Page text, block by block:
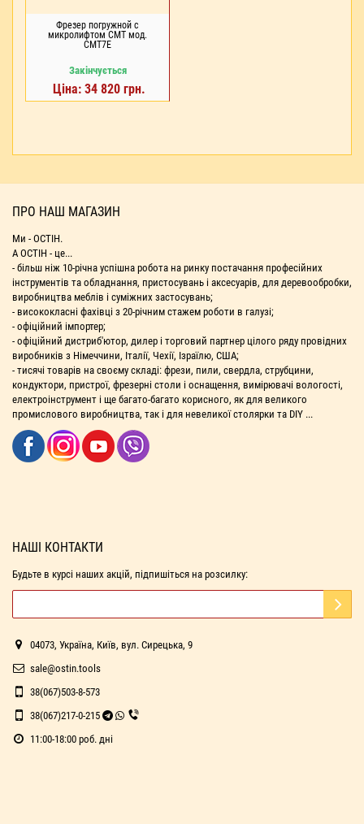
Фрезер погружной с
микролифтом CMT мод.
CMT7E
Закінчується
Ціна: 34 820 грн.
ПРО НАШ МАГАЗИН
Ми - ОСТІН.
А ОСТІН - це...
- більш ніж 10-річна успішна робота на ринку постачання професійних
інструментів та обладнання, пристосувань і аксесуарів, для деревообробки,
виробництва меблів і суміжних застосувань;
- висококласні фахівці з 20-річним стажем роботи в галузі;
- офіційний імпортер;
- офіційний дистриб'ютор, дилер і торговий партнер цілого ряду провідних
виробників з Німеччини, Італії, Чехії, Ізраїлю, США;
- тисячі товарів на своєму складі: фрези, пили, свердла, струбцини,
кондуктори, пристрої, фрезерні столи і оснащення, вимірювачі вологості,
електроінструмент і ще багато-багато корисного, як для великого
промислового виробництва, так і для невеликої столярки та DIY ...
НАШІ КОНТАКТИ
Будьте в курсі наших акцій, підпишіться на розсилку:
04073, Україна, Київ, вул. Сирецька, 9
sale@ostin.tools
38(067)503-8-573
38(067)217-0-215
11:00-18:00 роб. дні